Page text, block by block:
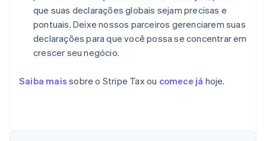
que suas declarações globais sejam precisas e
pontuais. Deixe nossos parceiros gerenciarem suas
declarações para que você possa se concentrar em
crescer seu negócio.
Saiba mais sobre o Stripe Tax ou comece já hoje.